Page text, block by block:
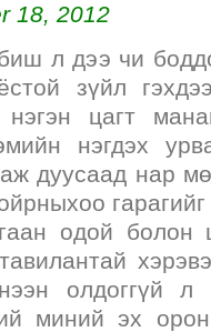
18, 2012
л дээ чи
зүйл
нэгэн цагт
нэгдэх
дуусаад нар
одой
олдоггүй
миний эх